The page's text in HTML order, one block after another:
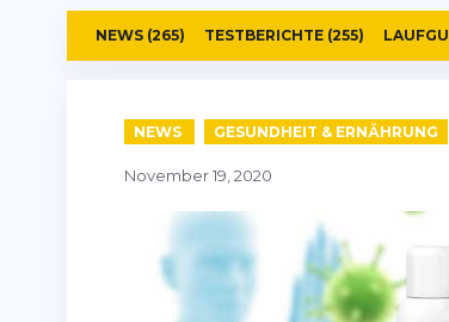
NEWS (265) TESTBERICHTE (255)
NEWS GESUNDHEIT & ERNÄHRUNG
November 19, 2020